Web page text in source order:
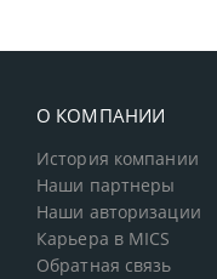
О КОМПАНИИ
История компании
Наши партнеры
Наши авторизации
Карьера в MICS
Обратная связь